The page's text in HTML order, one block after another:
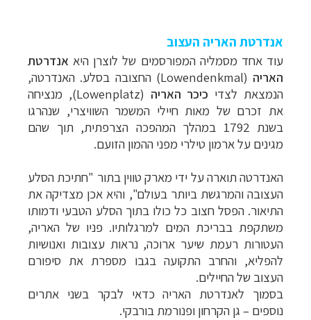
אנדרטת האריה העצוב
עוד אחד מסמליה המפורסמים של לוצרן היא אנדרטת
האריה
(Lowendenkmal) החצובה בסלע. האנדרטה,
הנמצאת לצדי כיכר האריה
(Lowenplatz), מנציחה
את זכרם של מאות חיילי המשמר השוויצרי, שנהרגו
בשנת 1792 במהלך המהפכה הצרפתית, תוך שהם
מגינים על ארמון טילרי מפני ההמון הזועם.
האנדרטה תוארה על ידי מארק טוויןבתור "חתיכת הסלע
העצובה והמרגשת ביותר בעולם", והיא אכן מצדיקה את
התיאור. הפסל חצוב כל כולו בתוך הסלע הטבעי ודמותו
משתקפת בבריכת המים למרגלותיו. פניו של האריה,
העטורות רעמת שיער ארוכה, נראות עצובות ואנושיות
להפליא, והחרב התקועה בגבו מספרת את סיפורם
העצוב של החיילים.
בסמוך לאנדרטת האריה כדאי לבקר בשני אתרים
נוספים – גן הקרחון ופנורמת בורבקי.